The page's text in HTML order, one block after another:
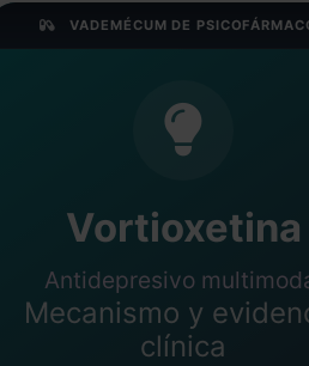
VADEMÉCUM DE
Vortioxetina
Antidepresivo
Mecanismo y
clínica